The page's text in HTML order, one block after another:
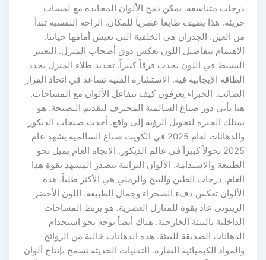
درجات متناسقة. يمكن دمج الألوان المحايدة مع لمسات
جريئة. هذا يضيف طابعاً عصرياً للمكان. الراحة النفسية تبدأ
من العين. الجدران هي الخلفية التي نعيش أمامها حياتنا.
الاهتمام بتفاصيل اللون يعكس ذوق أصحاب المنزل. التغيير
البسيط في اللون يحدث فرقاً كبيراً. تجديد طلاء المنزل يجدد
الطاقة الإيجابية فيه. الاستشارة الفنية تساعد في اتخاذ القرار
الصائب. الخبراء يعرفون كيف تتفاعل الألوان مع المساحات.
هنا يأتي دور صباغ السالمية المحترف لتقديم النصيحة. هو
يمتلك الخبرة لتحويل الرؤية إلى واقع. أحدث صيحات الديكور
والدهانات لعام 2025 في الكويت صباغ السالمية يشهد عام
2025 تحولاً كبيراً في عالم الديكور. الاتجاه العام يميل نحو
الطبيعة والاستدامة. الألوان الترابية تتصدر المشهد بقوة هذا
العام. درجات الطين والبيج والرملي هي الأكثر طلباً. هذه
الألوان تعكس دفء الصحراء وجمال الطبيعة. اللون الأخضر
الزيتوني عاد بقوة للمنازل العصرية. هو يربط المساحات
الداخلية بالبيئة الخارجية. هناك أيضاً توجه نحو استخدام
الدهانات الصديقة للبيئة. هذه الدهانات خالية من الروائح
والمواد الكيميائية الضارة. التقنيات الحديثة تسمح بإنتاج ألوان